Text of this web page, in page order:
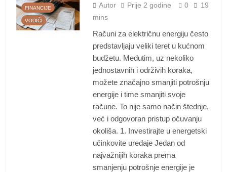
FINANCIJE
VODIČI
Autor Prije 2 godine 0
19
mins
Računi za električnu energiju često
predstavljaju veliki teret u kućnom
budžetu. Međutim, uz nekoliko
jednostavnih i održivih koraka,
možete značajno smanjiti potrošnju
energije i time smanjiti svoje
račune. To nije samo način štednje,
već i odgovoran pristup očuvanju
okoliša. 1. Investirajte u energetski
učinkovite uređaje Jedan od
najvažnijih koraka prema
smanjenju potrošnje energije je